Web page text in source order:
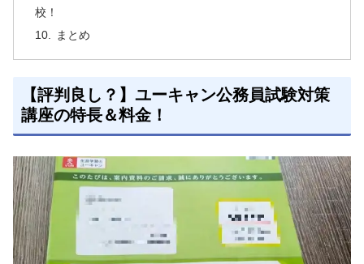
校！
まとめ
【評判良し？】ユーキャン公務員試験対策
講座の特長＆料金！